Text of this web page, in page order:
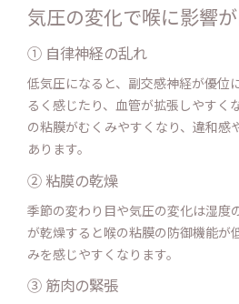
気圧の変化で喉に影響
① 自律神経の乱れ
低気圧になると、副交感神経が優位
るく感じたり、血管が拡張しやすく
の粘膜がむくみやすくなり、違和感
あります。
② 粘膜の乾燥
季節の変わり目や気圧の変化は湿度
が乾燥すると喉の粘膜の防御機能が
みを感じやすくなります。
③ 筋肉の緊張